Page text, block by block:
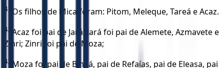
41 Os filhos de Mica foram: Pitom, Meleque, Tareá e Acaz.
42 Acaz foi pai de Jará; Jará foi pai de Alemete, Azmavete e
Zinri; Zinri foi pai de Moza;
43 Moza foi pai de Bineá, pai de Refaías, pai de Eleasa, pai